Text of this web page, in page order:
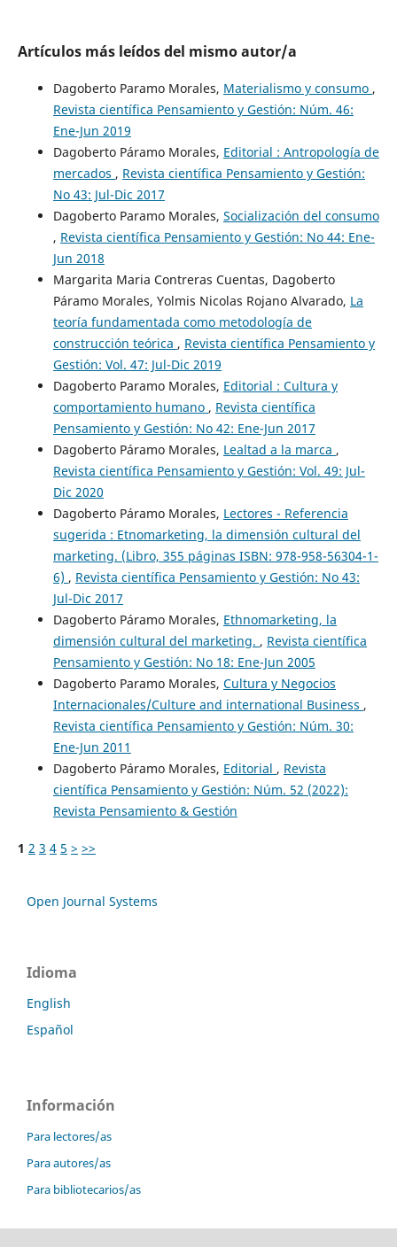
Artículos más leídos del mismo autor/a
Dagoberto Paramo Morales, Materialismo y consumo ,
Revista científica Pensamiento y Gestión: Núm. 46:
Ene-Jun 2019
Dagoberto Páramo Morales, Editorial : Antropología de
mercados , Revista científica Pensamiento y Gestión:
No 43: Jul-Dic 2017
Dagoberto Paramo Morales, Socialización del consumo
, Revista científica Pensamiento y Gestión: No 44: Ene-
Jun 2018
Margarita Maria Contreras Cuentas, Dagoberto
Páramo Morales, Yolmis Nicolas Rojano Alvarado, La
teoría fundamentada como metodología de
construcción teórica , Revista científica Pensamiento y
Gestión: Vol. 47: Jul-Dic 2019
Dagoberto Paramo Morales, Editorial : Cultura y
comportamiento humano , Revista científica
Pensamiento y Gestión: No 42: Ene-Jun 2017
Dagoberto Páramo Morales, Lealtad a la marca ,
Revista científica Pensamiento y Gestión: Vol. 49: Jul-
Dic 2020
Dagoberto Páramo Morales, Lectores - Referencia
sugerida : Etnomarketing, la dimensión cultural del
marketing. (Libro, 355 páginas ISBN: 978-958-56304-1-
6) , Revista científica Pensamiento y Gestión: No 43:
Jul-Dic 2017
Dagoberto Páramo Morales, Ethnomarketing, la
dimensión cultural del marketing. , Revista científica
Pensamiento y Gestión: No 18: Ene-Jun 2005
Dagoberto Paramo Morales, Cultura y Negocios
Internacionales/Culture and international Business ,
Revista científica Pensamiento y Gestión: Núm. 30:
Ene-Jun 2011
Dagoberto Páramo Morales, Editorial , Revista
científica Pensamiento y Gestión: Núm. 52 (2022):
Revista Pensamiento & Gestión
1 2 3 4 5 > >>
Open Journal Systems
Idioma
English
Español
Información
Para lectores/as
Para autores/as
Para bibliotecarios/as